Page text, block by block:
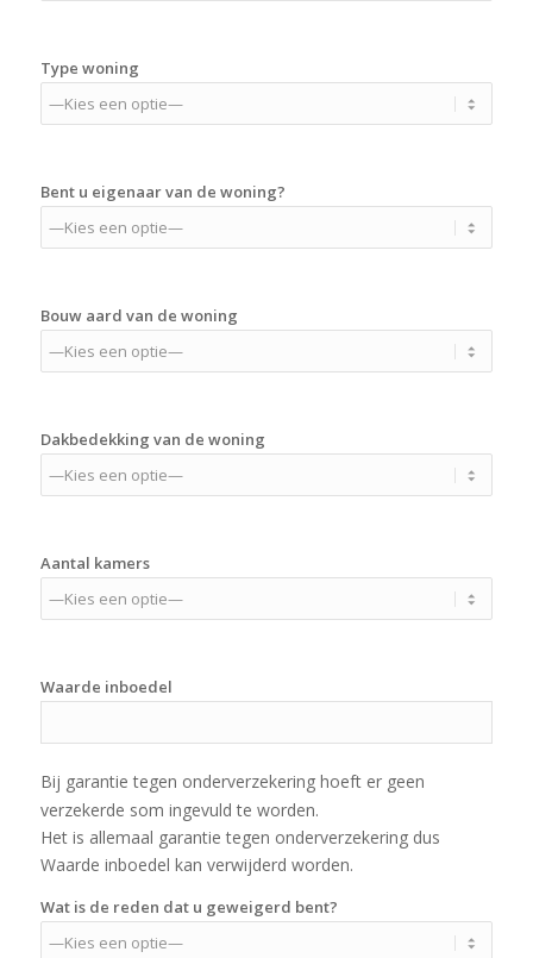
Type woning
Bent u eigenaar van de woning?
Bouw aard van de woning
Dakbedekking van de woning
Aantal kamers
Waarde inboedel
Bij garantie tegen onderverzekering hoeft er geen
verzekerde som ingevuld te worden.
Het is allemaal garantie tegen onderverzekering dus
Waarde inboedel kan verwijderd worden.
Wat is de reden dat u geweigerd bent?